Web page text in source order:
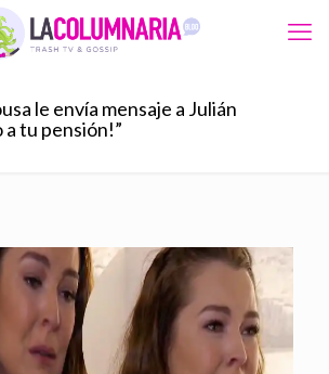
le envía mensaje a Julián
a tu pensión!”